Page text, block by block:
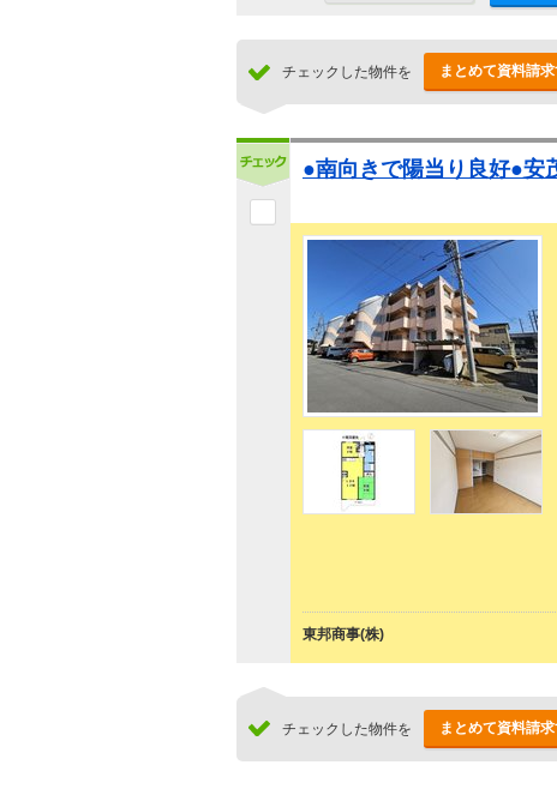
チェックした物件を まとめて資料請求
●南向きで陽当り良好●安
東邦商事(株)
チェックした物件を まとめて資料請求